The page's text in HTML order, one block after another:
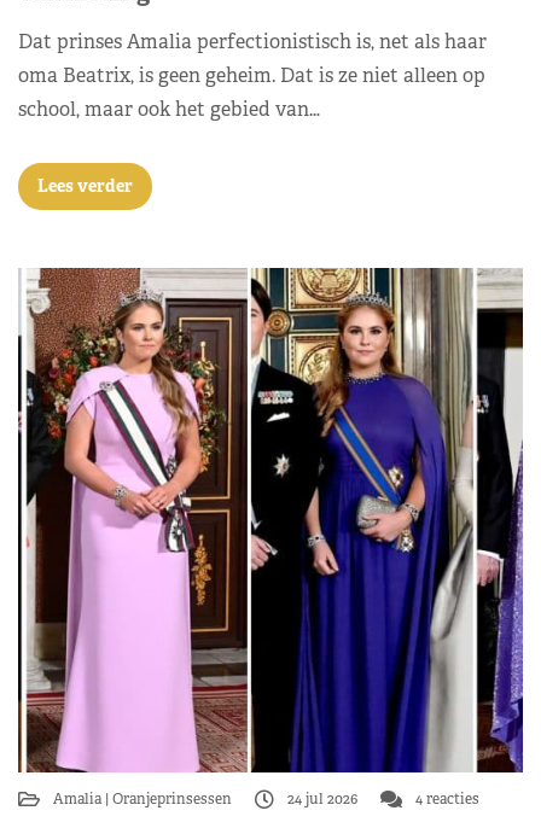
Dat prinses Amalia perfectionistisch is, net als haar
oma Beatrix, is geen geheim. Dat is ze niet alleen op
school, maar ook het gebied van…
Lees verder
Amalia Oranjeprinsessen 24 jul 2026 4 reacties